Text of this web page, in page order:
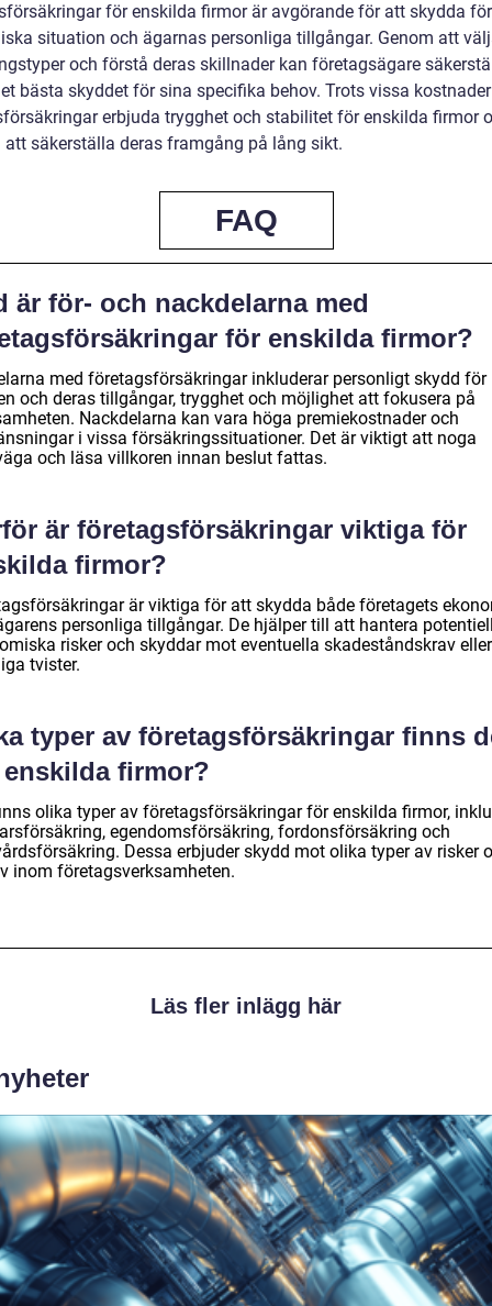
för enskilda firmor är avgörande för att skydda
situation och ägarnas personliga tillgångar. Genom att
och förstå deras skillnader kan företagsägare
bästa skyddet för sina specifika behov. Trots vissa
erbjuda trygghet och stabilitet för enskilda firmor
säkerställa deras framgång på lång sikt.
FAQ
är för- och nackdelarna med
för enskilda firmor?
med företagsförsäkringar inkluderar personligt skydd för
och deras tillgångar, trygghet och möjlighet att fokusera på
Nackdelarna kan vara höga premiekostnader och
i vissa försäkringssituationer. Det är viktigt att noga
och läsa villkoren innan beslut fattas.
är företagsförsäkringar viktiga för
firmor?
är viktiga för att skydda både företagets
personliga tillgångar. De hjälper till att hantera
risker och skyddar mot eventuella skadeståndskrav eller
tvister.
typer av företagsförsäkringar finns
firmor?
olika typer av företagsförsäkringar för enskilda firmor,
egendomsförsäkring, fordonsförsäkring och
Dessa erbjuder skydd mot olika typer av risker
inom företagsverksamheten.
Läs fler inlägg här